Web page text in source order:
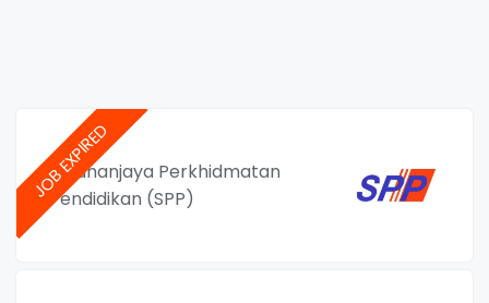
Suruhanjaya Perkhidmatan
Pendidikan (SPP)